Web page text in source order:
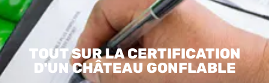
TOUT SUR LA CERTIFICATION
D'UN CHÂTEAU GONFLABLE